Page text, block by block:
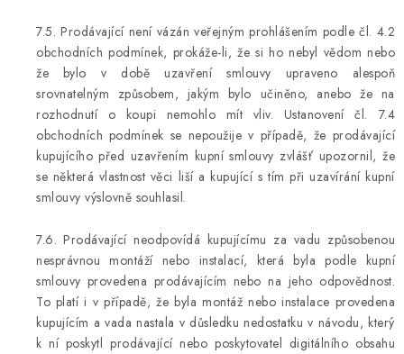
7.5. Prodávající není vázán veřejným prohlášením podle čl. 4.2
obchodních podmínek, prokáže-li, že si ho nebyl vědom nebo
že bylo v době uzavření smlouvy upraveno alespoň
srovnatelným způsobem, jakým bylo učiněno, anebo že na
rozhodnutí o koupi nemohlo mít vliv. Ustanovení čl. 7.4
obchodních podmínek se nepoužije v případě, že prodávající
kupujícího před uzavřením kupní smlouvy zvlášť upozornil, že
se některá vlastnost věci liší a kupující s tím při uzavírání kupní
smlouvy výslovně souhlasil.
7.6. Prodávající neodpovídá kupujícímu za vadu způsobenou
nesprávnou montáží nebo instalací, která byla podle kupní
smlouvy provedena prodávajícím nebo na jeho odpovědnost.
To platí i v případě, že byla montáž nebo instalace provedena
kupujícím a vada nastala v důsledku nedostatku v návodu, který
k ní poskytl prodávající nebo poskytovatel digitálního obsahu